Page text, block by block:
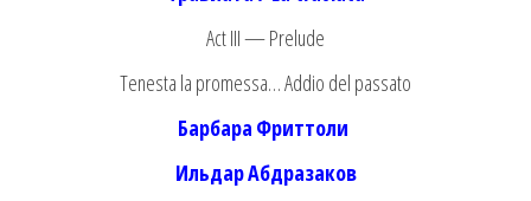
Act III — Prelude
Tenesta la promessa… Addio del passato
Барбара Фриттоли
ИльдарАбдразаков